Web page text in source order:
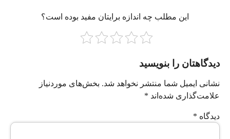
این مطلب چه‌ اندازه برایتان مفید بوده است؟
دیدگاهتان را بنویسید
نشانی ایمیل شما منتشر نخواهد شد. بخش‌های موردنیاز
علامت‌گذاری شده‌اند *
دیدگاه *